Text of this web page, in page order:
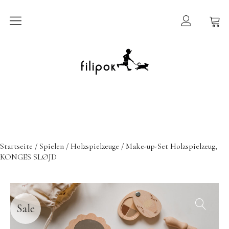
Sommermarkt
New In
Wigiwama
Mammalampa
Accessoires
Startseite / Spielen / Holzspielzeuge / Make-up-Set Holzspielzeug,
KONGES SLØJD
Sale